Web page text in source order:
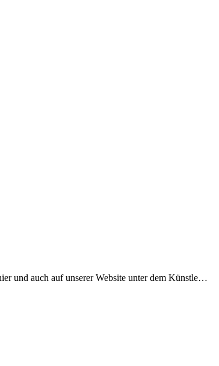
und auch auf unserer Website unter dem Künstle…